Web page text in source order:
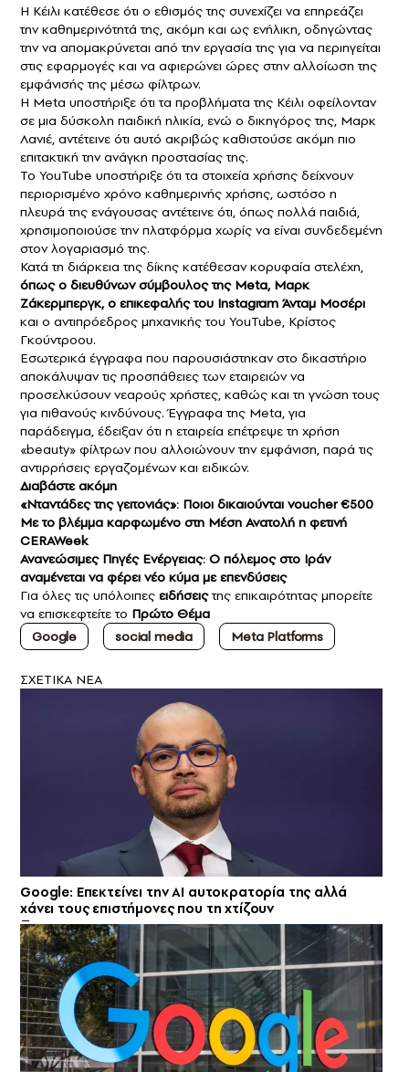
Η Κέιλι κατέθεσε ότι ο εθισμός της συνεχίζει να επηρεάζει
την καθημερινότητά της, ακόμη και ως ενήλικη, οδηγώντας
την να απομακρύνεται από την εργασία της για να περιηγείται
στις εφαρμογές και να αφιερώνει ώρες στην αλλοίωση της
εμφάνισής της μέσω φίλτρων.
Η Meta υποστήριξε ότι τα προβλήματα της Κέιλι οφείλονταν
σε μια δύσκολη παιδική ηλικία, ενώ ο δικηγόρος της, Μαρκ
Λανιέ, αντέτεινε ότι αυτό ακριβώς καθιστούσε ακόμη πιο
επιτακτική την ανάγκη προστασίας της.
Το YouTube υποστήριξε ότι τα στοιχεία χρήσης δείχνουν
περιορισμένο χρόνο καθημερινής χρήσης, ωστόσο η
πλευρά της ενάγουσας αντέτεινε ότι, όπως πολλά παιδιά,
χρησιμοποιούσε την πλατφόρμα χωρίς να είναι συνδεδεμένη
στον λογαριασμό της.
Κατά τη διάρκεια της δίκης κατέθεσαν κορυφαία στελέχη,
όπως ο διευθύνων σύμβουλος της Meta, Μαρκ
Ζάκερμπεργκ, ο επικεφαλής του Instagram Άνταμ Μοσέρι
και ο αντιπρόεδρος μηχανικής του YouTube, Κρίστος
Γκούντροου.
Εσωτερικά έγγραφα που παρουσιάστηκαν στο δικαστήριο
αποκάλυψαν τις προσπάθειες των εταιρειών να
προσελκύσουν νεαρούς χρήστες, καθώς και τη γνώση τους
για πιθανούς κινδύνους. Έγγραφα της Meta, για
παράδειγμα, έδειξαν ότι η εταιρεία επέτρεψε τη χρήση
«beauty» φίλτρων που αλλοιώνουν την εμφάνιση, παρά τις
αντιρρήσεις εργαζομένων και ειδικών.
Διαβάστε ακόμη
«Νταντάδες της γειτονιάς»: Ποιοι δικαιούνται voucher €500
Με το βλέμμα καρφωμένο στη Μέση Ανατολή η φετινή
CERAWeek
Ανανεώσιμες Πηγές Ενέργειας: Ο πόλεμος στο Ιράν
αναμένεται να φέρει νέο κύμα με επενδύσεις
Για όλες τις υπόλοιπες ειδήσειςτης επικαιρότητας μπορείτε
να επισκεφτείτε το Πρώτο Θέμα
Google
social media Meta Platforms
ΣXETIKA NEA
Google: Επεκτείνει την AI αυτοκρατορία της αλλά
χάνει τους επιστήμονες που τη χτίζουν